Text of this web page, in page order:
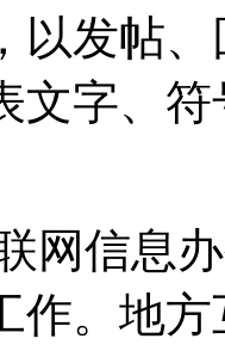
以发帖
文字、
网信息
作。地